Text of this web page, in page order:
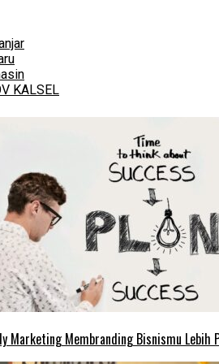
KALSEL
Marketing Membranding Bisnismu Lebih